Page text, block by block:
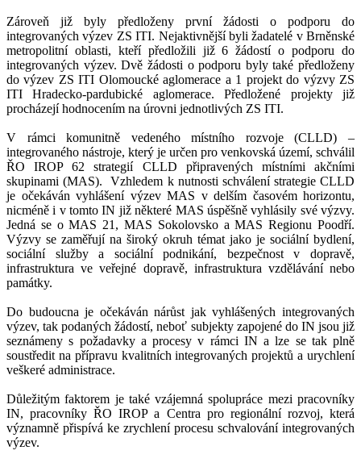
Zároveň již byly předloženy první žádosti o podporu do
integrovaných výzev ZS ITI. Nejaktivnější byli žadatelé v Brněnské
metropolitní oblasti, kteří předložili již 6 žádostí o podporu do
integrovaných výzev. Dvě žádosti o podporu byly také předloženy
do výzev ZS ITI Olomoucké aglomerace a 1 projekt do výzvy ZS
ITI Hradecko-pardubické aglomerace. Předložené projekty již
procházejí hodnocením na úrovni jednotlivých ZS ITI.
V rámci komunitně vedeného místního rozvoje (CLLD) –
integrovaného nástroje, který je určen pro venkovská území, schválil
ŘO IROP 62 strategií CLLD připravených místními akčními
skupinami (MAS). Vzhledem k nutnosti schválení strategie CLLD
je očekáván vyhlášení výzev MAS v delším časovém horizontu,
nicméně i v tomto IN již některé MAS úspěšně vyhlásily své výzvy.
Jedná se o MAS 21, MAS Sokolovsko a MAS Regionu Poodří.
Výzvy se zaměřují na široký okruh témat jako je sociální bydlení,
sociální služby a sociální podnikání, bezpečnost v dopravě,
infrastruktura ve veřejné dopravě, infrastruktura vzdělávání nebo
památky.
Do budoucna je očekáván nárůst jak vyhlášených integrovaných
výzev, tak podaných žádostí, neboť subjekty zapojené do IN jsou již
seznámeny s požadavky a procesy v rámci IN a lze se tak plně
soustředit na přípravu kvalitních integrovaných projektů a urychlení
veškeré administrace.
Důležitým faktorem je také vzájemná spolupráce mezi pracovníky
IN, pracovníky ŘO IROP a Centra pro regionální rozvoj, která
významně přispívá ke zrychlení procesu schvalování integrovaných
výzev.